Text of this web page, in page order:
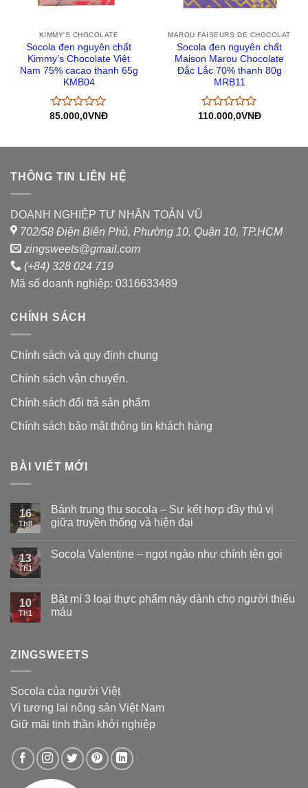
KIMMY'S CHOCOLATE
Socola đen nguyên chất
Kimmy’s Chocolate Việt
Nam 75% cacao thanh 65g
KMB04
Được
0
sao
85.000,0VNĐ
MAROU FAISEURS DE CHOCOLAT
Socola đen nguyên chất
Maison Marou Chocolate
Đắc Lắc 70% thanh 80g
MRB11
Được
0
110.000,0VNĐ
THÔNG TIN LIÊN HỆ
DOANH NGHIỆP TƯ NHÂN TOẢN VŨ
702/58 Điện Biên Phủ, Phường 10, Quận 10, TP.HCM
zingsweets@gmail.com
(+84) 328 024 719
Mã số doanh nghiệp: 0316633489
CHÍNH SÁCH
Chính sách và quy định chung
Chính sách vận chuyển.
Chính sách đổi trả sản phẩm
Chính sách bảo mật thông tin khách hàng
BÀI VIẾT MỚI
16
Th8
Bánh trung thu socola – Sự kết hợp đầy thú vị
giữa truyền thống và hiện đại
13
Th1
Socola Valentine – ngọt ngào như chính tên gọi
10
Th1
Bật mí 3 loại thực phẩm này dành cho người thiếu
máu
ZINGSWEETS
Socola của người Việt
Vì tương lai nông sản Việt Nam
Giữ mãi tinh thần khởi nghiệp